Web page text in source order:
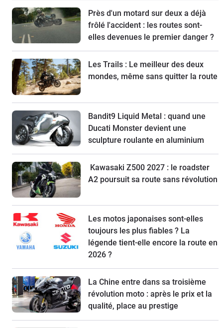
Près d'un motard sur deux a déjà
frôlé l'accident : les routes sont-
elles devenues le premier danger ?
Les Trails : Le meilleur des deux
mondes, même sans quitter la route
Bandit9 Liquid Metal : quand une
Ducati Monster devient une
sculpture roulante en aluminium
Kawasaki Z500 2027 : le roadster
A2 poursuit sa route sans révolution
Les motos japonaises sont-elles
toujours les plus fiables ? La
légende tient-elle encore la route en
2026 ?
La Chine entre dans sa troisième
révolution moto : après le prix et la
qualité, place au prestige